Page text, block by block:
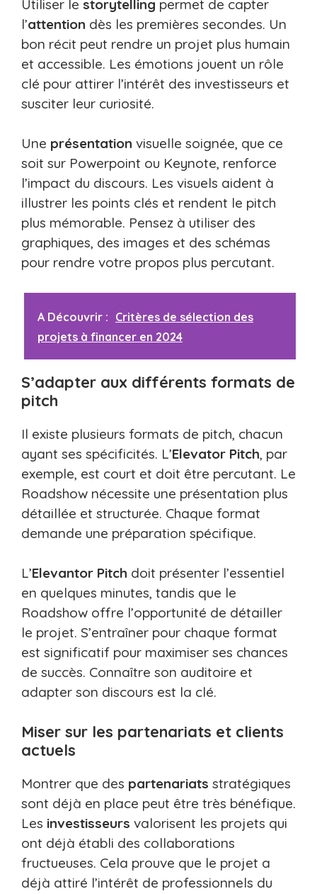
Utiliser le storytelling permet de capter
l’attention dès les premières secondes. Un
bon récit peut rendre un projet plus humain
et accessible. Les émotions jouent un rôle
clé pour attirer l’intérêt des investisseurs et
susciter leur curiosité.
Une présentation visuelle soignée, que ce
soit sur Powerpoint ou Keynote, renforce
l’impact du discours. Les visuels aident à
illustrer les points clés et rendent le pitch
plus mémorable. Pensez à utiliser des
graphiques, des images et des schémas
pour rendre votre propos plus percutant.
A Découvrir : Critères de sélection des
projets à financer en 2024
S’adapter aux différents formats de
pitch
Il existe plusieurs formats de pitch, chacun
ayant ses spécificités. L’Elevator Pitch, par
exemple, est court et doit être percutant. Le
Roadshow nécessite une présentation plus
détaillée et structurée. Chaque format
demande une préparation spécifique.
L’Elevantor Pitch doit présenter l’essentiel
en quelques minutes, tandis que le
Roadshow offre l’opportunité de détailler
le projet. S’entraîner pour chaque format
est significatif pour maximiser ses chances
de succès. Connaître son auditoire et
adapter son discours est la clé.
Miser sur les partenariats et clients
actuels
Montrer que des partenariats stratégiques
sont déjà en place peut être très bénéfique.
Les investisseurs valorisent les projets qui
ont déjà établi des collaborations
fructueuses. Cela prouve que le projet a
déjà attiré l’intérêt de professionnels du